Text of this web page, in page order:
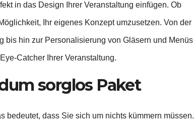
in das Design Ihrer Veranstaltung einfügen. Ob
Ihr eigenes Konzept umzusetzen. Von der
hin zur Personalisierung von Gläsern und Menüs
Catcher Ihrer Veranstaltung.
sorglos Paket
bedeutet, dass Sie sich um nichts kümmern müssen.